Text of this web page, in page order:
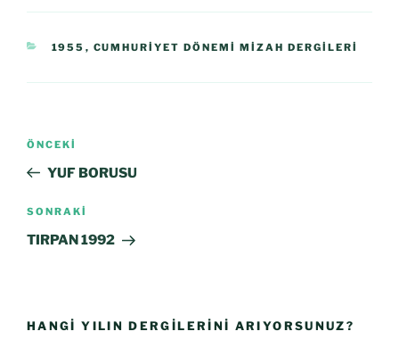
1955 , CUMHURIYET DÖNEMI MIZAH DERGILERI
ÖNCEKI
YUF BORUSU
SONRAKI
TIRPAN 1992
HANGI YILIN DERGILERINI ARIYORSUNUZ?